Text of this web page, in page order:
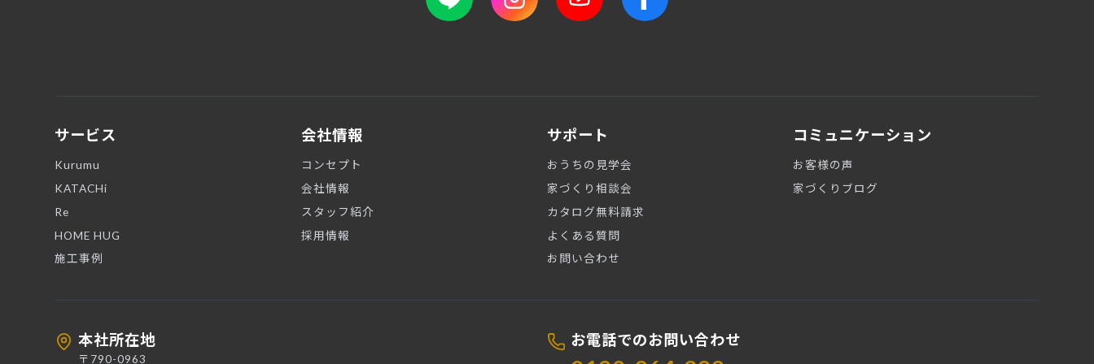
サービス
Kurumu
KATACHi
Re
HOME HUG
施工事例
会社情報
コンセプト
会社情報
スタッフ紹介
採用情報
サポート
おうちの見学会
家づくり相談会
カタログ無料請求
よくある質問
お問い合わせ
コミュニケーション
お客様の声
家づくりブログ
本社所在地
〒790-0963
お電話でのお問い合わせ